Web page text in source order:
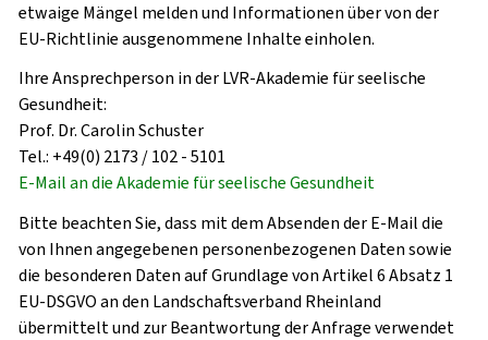
etwaige Mängel melden und Informationen über von der
EU-Richtlinie ausgenommene Inhalte einholen.
Ihre Ansprechperson in der LVR-Akademie für seelische
Gesundheit:
Prof. Dr. Carolin Schuster
Tel.: +49(0) 2173 / 102 - 5101
E-Mail an die Akademie für seelische Gesundheit
Bitte beachten Sie, dass mit dem Absenden der E-Mail die
von Ihnen angegebenen personenbezogenen Daten sowie
die besonderen Daten auf Grundlage von Artikel 6 Absatz 1
EU-DSGVO an den Landschaftsverband Rheinland
übermittelt und zur Beantwortung der Anfrage verwendet